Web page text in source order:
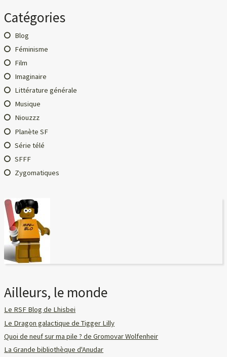
Catégories
Blog
Féminisme
Film
Imaginaire
Littérature générale
Musique
Niouzzz
Planète SF
Série télé
SFFF
Zygomatiques
Ailleurs, le monde
Le RSF Blog de Lhisbei
Le Dragon galactique de Tigger Lilly
Quoi de neuf sur ma pile ? de Gromovar Wolfenheir
La Grande bibliothèque d'Anudar